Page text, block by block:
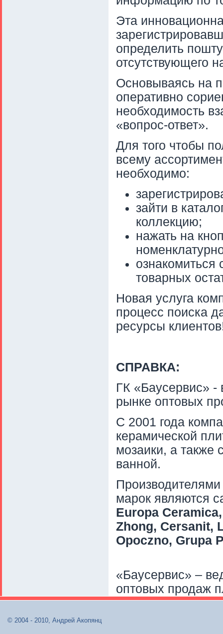
Эта
определить
отсутствующего
Основываясь на
оперативно
необходимость
«вопрос-ответ».
Для того чтобы
всему
необходимо:
зайти в
коллекцию;
нажать на
товарных
Новая услуга
процесс поиска
ресурсы
СПРАВКА:
ГК «Баусервис» -
рынке оптовых
С 2001 года
керамической
мозаики, а также
ванной.
марок являются
Europa
Zhong, Cersanit,
Opoczno, Grupa
«Баусервис» –
оптовых продаж
© 2004 - 2010, Андрей Акопянц